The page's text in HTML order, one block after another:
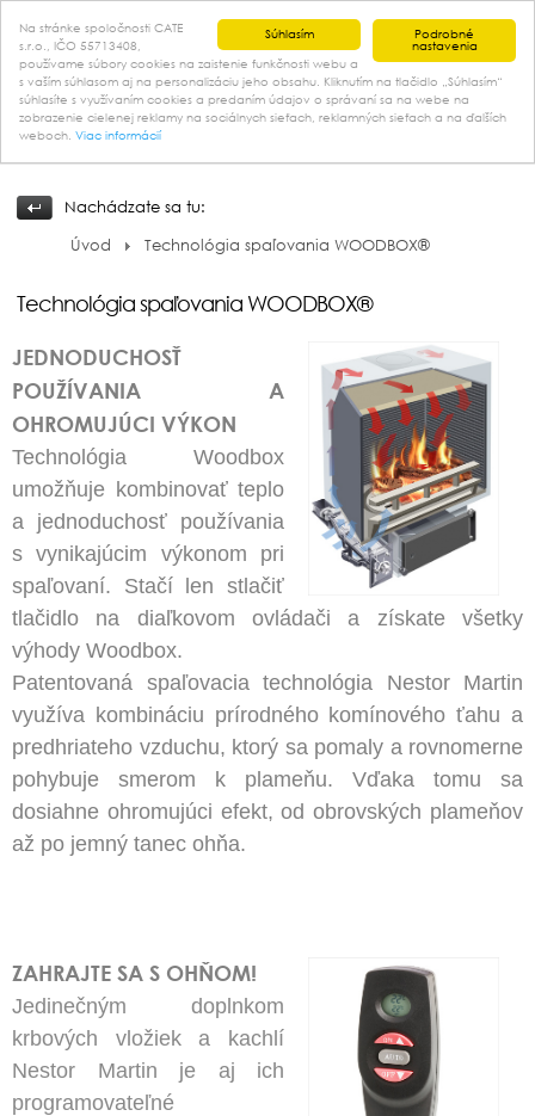
Podrobné
nastavenia
Súhlasím
Na stránke spoločnosti CATE
s.r.o., IČO 55713408,
používame súbory cookies na zaistenie funkčnosti webu a
s vaším súhlasom aj na personalizáciu jeho obsahu. Kliknutím na tlačidlo „Súhlasím“
súhlasíte s využívaním cookies a predaním údajov o správaní sa na webe na
zobrazenie cielenej reklamy na sociálnych sieťach, reklamných sieťach a na ďalších
weboch. Viac informácií
kontakt
Nachádzate sa tu:
Úvod
Technológia spaľovania WOODBOX®
Technológia spaľovania WOODBOX®
JEDNODUCHOSŤ
POUŽÍVANIA A
OHROMUJÚCI VÝKON
Technológia Woodbox
umožňuje kombinovať teplo
a jednoduchosť používania
s vynikajúcim výkonom pri
spaľovaní. Stačí len stlačiť
tlačidlo na diaľkovom ovládači a získate všetky
výhody Woodbox.
Patentovaná spaľovacia technológia Nestor Martin
využíva kombináciu prírodného komínového ťahu a
predhriateho vzduchu, ktorý sa pomaly a rovnomerne
pohybuje smerom k plameňu. Vďaka tomu sa
dosiahne ohromujúci efekt, od obrovských plameňov
až po jemný tanec ohňa.
ZAHRAJTE SA S OHŇOM!
Jedinečným doplnkom
krbových vložiek a kachlí
Nestor Martin je aj ich
programovateľné